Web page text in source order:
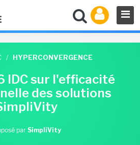
/ HYPERCONVERGENCE
IDC sur l'efficacité
des solutions
par SimpliVity